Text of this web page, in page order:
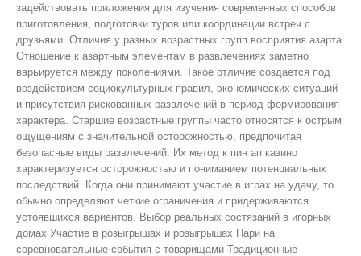
задействовать приложения для изучения современных способов
приготовления, подготовки туров или координации встреч с
друзьями. Отличия у разных возрастных групп восприятия азарта
Отношение к азартным элементам в развлечениях заметно
варьируется между поколениями. Такое отличие создается под
воздействием социокультурных правил, экономических ситуаций
и присутствия рискованных развлечений в период формирования
характера. Старшие возрастные группы часто относятся к острым
ощущениям с значительной осторожностью, предпочитая
безопасные виды развлечений. Их метод к пин ап казино
характеризуется осторожностью и пониманием потенциальных
последствий. Когда они принимают участие в играх на удачу, то
обычно определяют четкие ограничения и придерживаются
устоявшихся вариантов. Выбор реальных состязаний в игорных
домах Участие в розыгрышах и розыгрышах Пари на
соревновательные события с товарищами Традиционные